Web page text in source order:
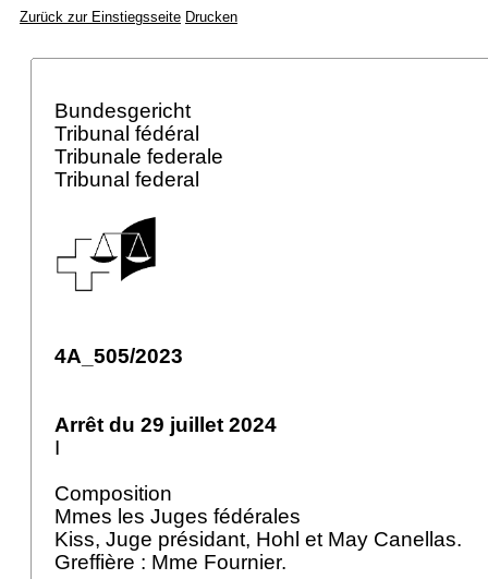
Zurück zur Einstiegsseite Drucken
Bundesgericht
Tribunal fédéral
Tribunale federale
Tribunal federal
4A_505/2023
Arrêt du 29 juillet 2024
I
Composition
Mmes les Juges fédérales
Kiss, Juge présidant, Hohl et May Canellas.
Greffière : Mme Fournier.